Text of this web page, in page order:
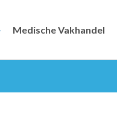
Medische Vakhandel